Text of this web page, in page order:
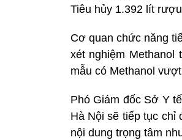
Tiêu hủy 1.392 lít
Cơ quan chức năng
xét nghiệm Methanol
mẫu có Methanol
Phó Giám đốc Sở Y
Hà Nội sẽ tiếp tục chỉ
nội dung trọng tâm